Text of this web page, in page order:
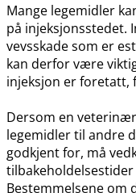
Mange legemidler
på injeksjonsstedet.
vevsskade som er
kan derfor være
injeksjon er foretatt,
Dersom en
legemidler til andre
godkjent for, må
Bestemmelsene om